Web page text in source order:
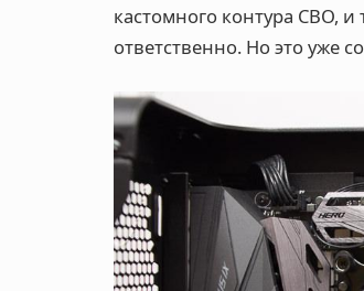
кастомного контура СВО,
ответственно. Но это уже